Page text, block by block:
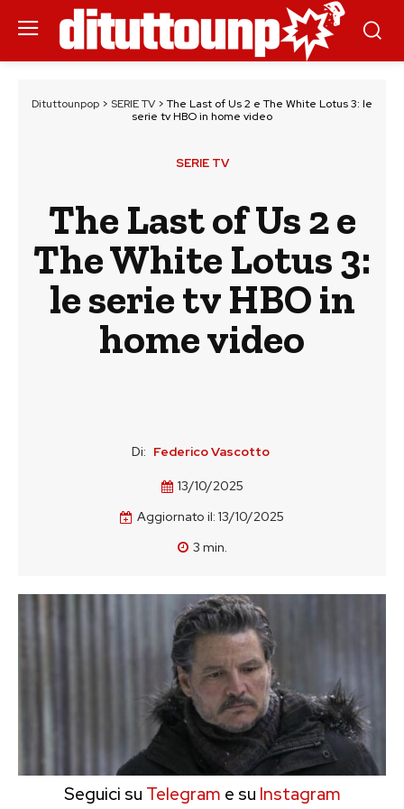
Dituttounpop > SERIE TV > The Last of Us 2 e The White Lotus 3: le
serie tv HBO in home video
SERIE TV
The Last of Us 2 e
The White Lotus 3:
le serie tv HBO in
home video
Di: Federico Vascotto
13/10/2025
Aggiornato il: 13/10/2025
3 min.
Seguici su Telegram e su Instagram